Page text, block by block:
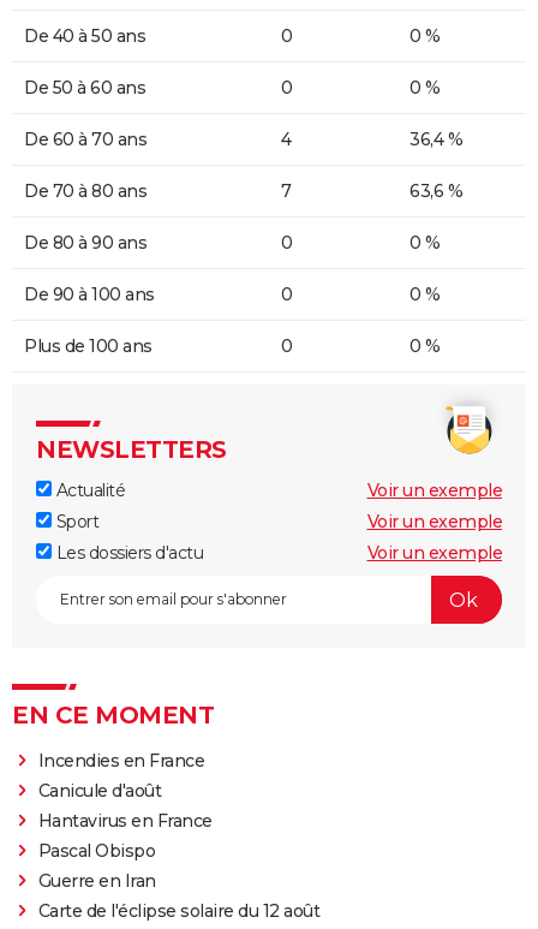
De 40 à 50 ans 0 0 %
De 50 à 60 ans 0 0 %
De 60 à 70 ans 4 36,4 %
De 70 à 80 ans 7 63,6 %
De 80 à 90 ans 0 0 %
De 90 à 100 ans 0 0 %
Plus de 100 ans 0 0 %
NEWSLETTERS
Actualité
Voir un exemple
Sport
Voir un exemple
Les dossiers d'actu
Voir un exemple
EN CE MOMENT
Incendies en France
Canicule d'août
Hantavirus en France
Pascal Obispo
Guerre en Iran
Carte de l'éclipse solaire du 12 août